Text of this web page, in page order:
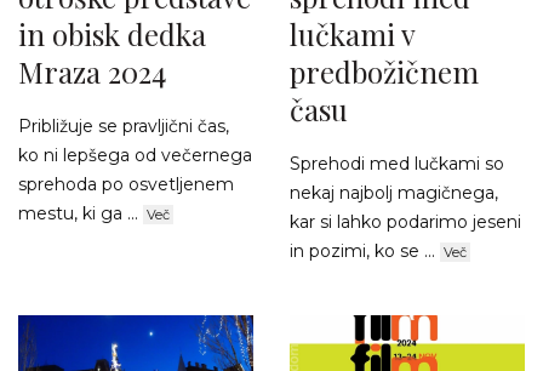
in obisk dedka
Mraza 2024
Približuje se pravljični čas,
ko ni lepšega od večernega
sprehoda po osvetljenem
mestu, ki ga ... Več
lučkami v
predbožičnem
času
Sprehodi med lučkami so
nekaj najbolj magičnega,
kar si lahko podarimo jeseni
in pozimi, ko se ... Več